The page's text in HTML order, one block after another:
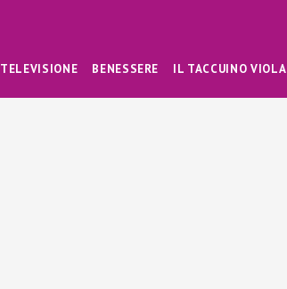
TELEVISIONE BENESSERE IL TACCUINO VIOLA